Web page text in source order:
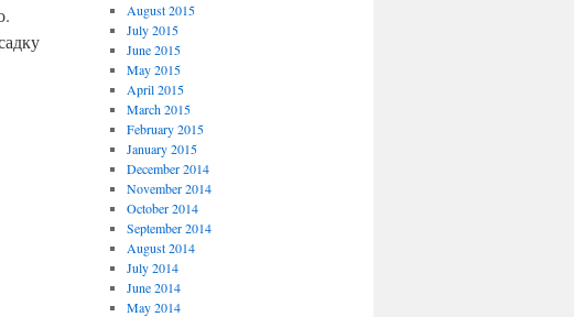
August 2015
July 2015
June 2015
May 2015
April 2015
March 2015
February 2015
January 2015
December 2014
November 2014
October 2014
September 2014
August 2014
July 2014
June 2014
May 2014